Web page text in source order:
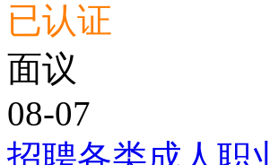
已认证
面议
08-07